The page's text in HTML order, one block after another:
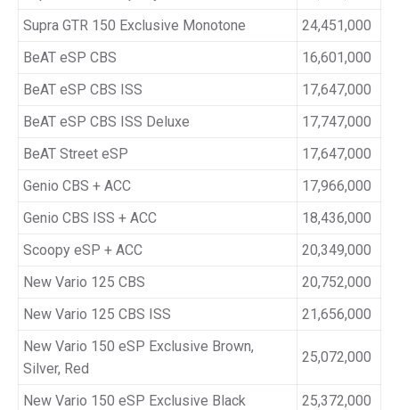
Supra GTR 150 Exclusive Monotone
24,451,000
BeAT eSP CBS
16,601,000
BeAT eSP CBS ISS
17,647,000
BeAT eSP CBS ISS Deluxe
17,747,000
BeAT Street eSP
17,647,000
Genio CBS + ACC
17,966,000
Genio CBS ISS + ACC
18,436,000
Scoopy eSP + ACC
20,349,000
New Vario 125 CBS
20,752,000
New Vario 125 CBS ISS
21,656,000
New Vario 150 eSP Exclusive Brown,
Silver, Red
25,072,000
New Vario 150 eSP Exclusive Black
25,372,000